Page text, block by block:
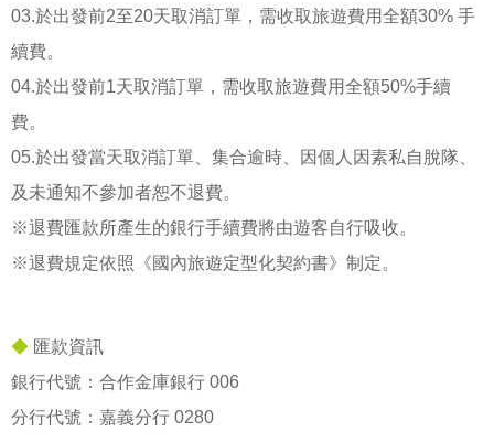
03.於出發前2至20天取消訂單，需收取旅遊費用全額30% 手
續費。
04.於出發前1天取消訂單，需收取旅遊費用全額50%手續
費。
05.於出發當天取消訂單、集合逾時、因個人因素私自脫隊、
及未通知不參加者恕不退費。
※退費匯款所產生的銀行手續費將由遊客自行吸收。
※退費規定依照《國內旅遊定型化契約書》制定。
◆ 匯款資訊
銀行代號：合作金庫銀行 006
分行代號：嘉義分行 0280